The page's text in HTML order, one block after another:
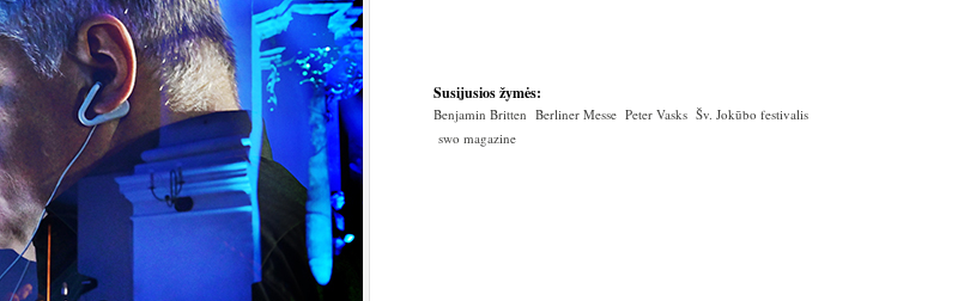
Susijusios žymės:
Benjamin Britten Berliner Messe Peter Vasks Šv. Jokūbo festivalis
swo magazine